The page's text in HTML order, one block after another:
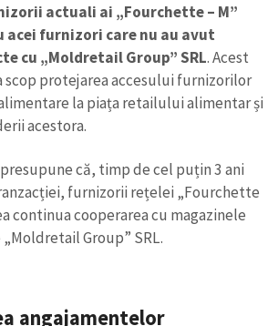
actuali ai „Fourchette – M”
acei furnizori care nu au avut
cu „Moldretail Group” SRL. Acest
scop protejarea accesului furnizorilor
la piața retailului alimentar și
acestora.
că, timp de cel puțin 3 ani
furnizorii rețelei „Fourchette
continua cooperarea cu magazinele
Group” SRL.
angajamentelor